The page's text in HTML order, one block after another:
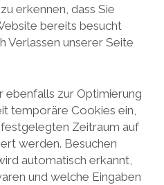
erkennen, dass Sie
bereits besucht
Verlassen unserer Seite
ebenfalls zur Optimierung
temporäre Cookies ein,
Zeitraum auf
werden. Besuchen
automatisch erkannt,
und welche Eingaben